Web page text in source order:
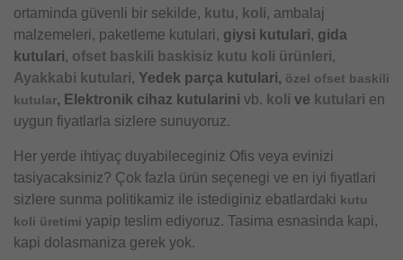
ortaminda güvenli bir sekilde, kutu, koli, ambalaj
malzemeleri, paketleme kutulari, giysi kutulari, gida
kutulari, ofset baskili baskisiz kutu koli ürünleri,
Ayakkabi kutulari, Yedek parça kutulari, özel ofset baskili
kutular, Elektronik cihaz kutularini vb. koli ve kutulari en
uygun fiyatlarla sizlere sunuyoruz.
Her yerde ihtiyaç duyabileceginiz Ofis veya evinizi
tasiyacaksiniz? Çok fazla ürün seçenegi ve en iyi fiyatlari
sizlere sunma politikamiz ile istediginiz ebatlardaki kutu
koli üretimi yapip teslim ediyoruz. Tasima esnasinda kapi,
kapi dolasmaniza gerek yok.